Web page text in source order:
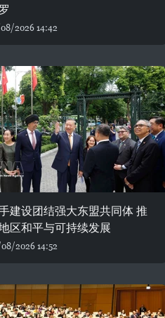
2026 14:42
建设团结强大东盟共同体 推
区和平与可持续发展
2026 14:52